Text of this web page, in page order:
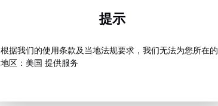
提示
根据我们的使用条款及当地法规要求，我们无法为您所在的
地区：美国 提供服务